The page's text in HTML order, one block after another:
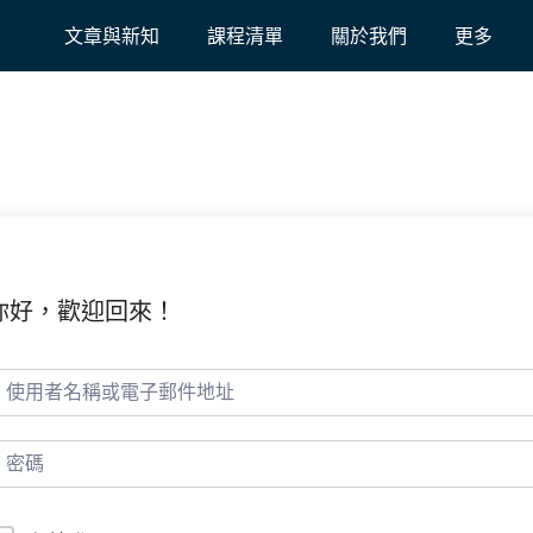
文章與新知 課程清單 關於我們 更多
好，歡迎回來！